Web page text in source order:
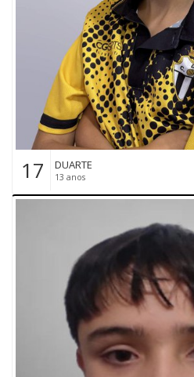
17 DUARTE
13 anos